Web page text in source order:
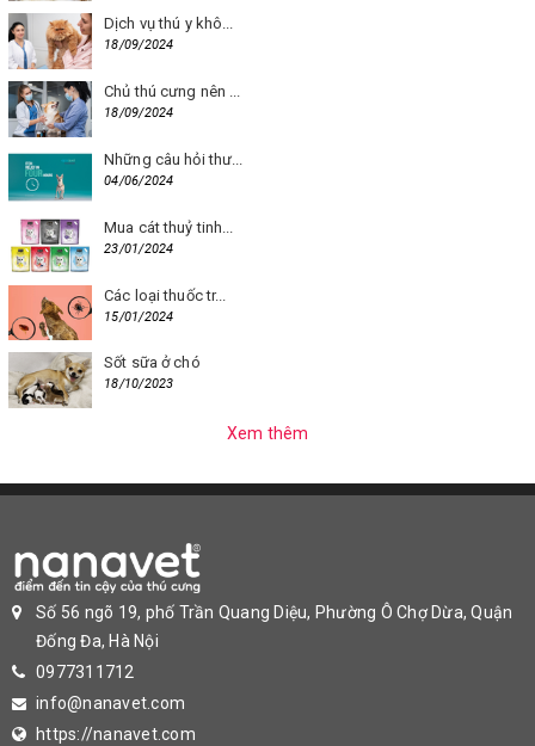
Dịch vụ thú y khô...
18/09/2024
Chủ thú cưng nên ...
18/09/2024
Những câu hỏi thư...
04/06/2024
Mua cát thuỷ tinh...
23/01/2024
Các loại thuốc tr...
15/01/2024
Sốt sữa ở chó
18/10/2023
Xem thêm
Số 56 ngõ 19, phố Trần Quang Diệu, Phường Ô Chợ Dừa, Quận
Đống Đa, Hà Nội
0977311712
info@nanavet.com
https://nanavet.com